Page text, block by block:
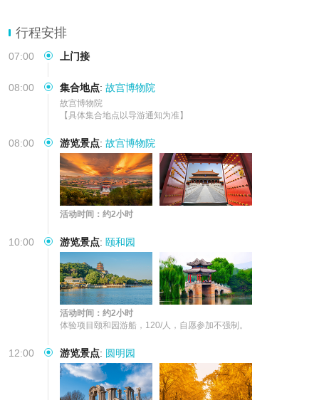
行程安排
07:00 上门接
08:00 集合地点: 故宫博物院
故宫博物院
【具体集合地点以导游通知为准】
08:00 游览景点: 故宫博物院
活动时间：约2小时
10:00 游览景点: 颐和园
活动时间：约2小时
体验项目颐和园游船，120/人，自愿参加不强制。
12:00 游览景点: 圆明园